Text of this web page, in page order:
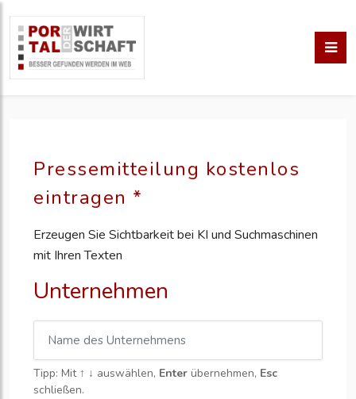
Pressemitteilung kostenlos
eintragen *
Erzeugen Sie Sichtbarkeit bei KI und Suchmaschinen
mit Ihren Texten
Unternehmen
Tipp: Mit ↑ ↓ auswählen, Enter übernehmen, Esc
schließen.